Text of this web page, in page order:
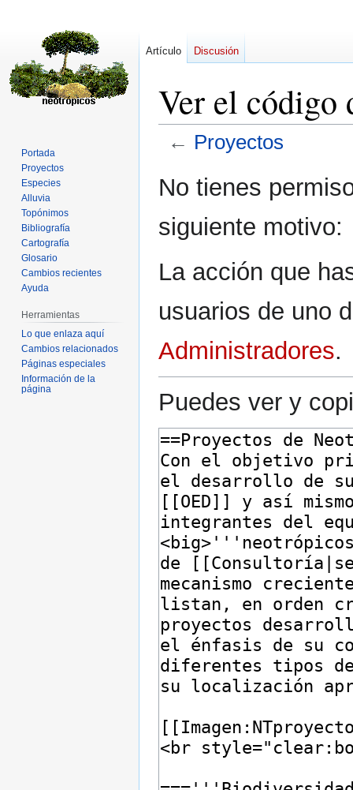
Ver el código
← Proyectos
a
navegación
a
búsqueda
No tienes
siguiente motivo:
La acción que
usuarios de uno
Administradores.
Puedes ver y
Artículo Discusión
Portada
Proyectos
Especies
Alluvia
Topónimos
Bibliografía
Cartografía
Glosario
Cambios recientes
Ayuda
Herramientas
Lo que enlaza aquí
Cambios relacionados
Páginas especiales
Información de la
página